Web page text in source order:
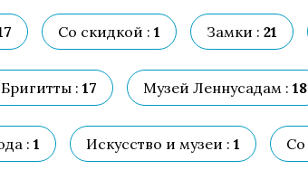
Со скидкой : 1 Замки : 21
: 17 Музей Леннусадам : 18
: 1 Искусство и музеи : 1 Со